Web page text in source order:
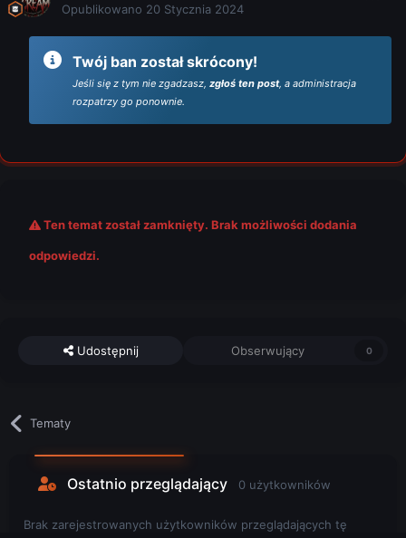
Opublikowano 20 Stycznia 2024
Twój ban został skrócony!
Jeśli się z tym nie zgadzasz, zgłoś ten post, a administracja
rozpatrzy go ponownie.
Ten temat został zamknięty. Brak możliwości dodania
odpowiedzi.
Udostępnij Obserwujący 0
Tematy
Ostatnio przeglądający 0 użytkowników
Brak zarejestrowanych użytkowników przeglądających tę